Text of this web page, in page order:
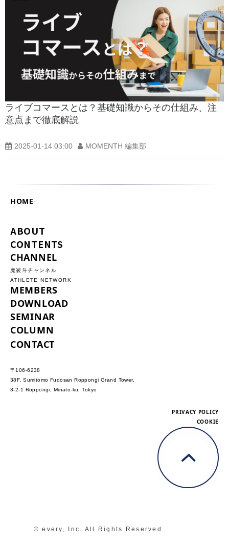
ライブコマースとは？基礎知識からその仕組み、注
意点まで徹底解説
2025-01-14 03:00 MOMENTH 編集部
HOME
ABOUT
CONTENTS
CHANNEL
魔裟斗チャンネル
ATHLETE NETWORK
MEMBERS
DOWNLOAD
SEMINAR
COLUMN
CONTACT
〒106-6238
38F, Sumitomo Fudosan Roppongi Grand Tower,
3-2-1 Roppongi, Minato-ku, Tokyo
PRIVACY POLICY
COOKIE
© every, Inc. All Rights Reserved.